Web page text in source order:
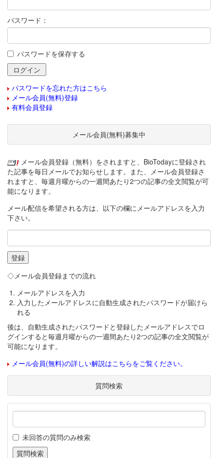
パスワード：
パスワードを保存する
パスワードを忘れた方はこちら
メール会員(無料)登録
有料会員登録
メール会員(無料)募集中
メール会員登録（無料）をされますと、BioTodayに登録され
た記事を毎日メールでお知らせします。また、メール会員登録さ
れますと、毎週月曜からの一週間あたり2つの記事の全文閲覧が可
能になります。
メール配信を希望される方は、以下の欄にメールアドレスを入力
下さい。
◇メール会員登録までの流れ
メールアドレスを入力
入力したメールアドレスに自動生成されたパスワードが届けら
れる
後は、自動生成されたパスワードと登録したメールアドレスでロ
グインすると毎週月曜からの一週間あたり2つの記事の全文閲覧が
可能になります。
メール会員(無料)の詳しい解説はこちらをご覧ください。
質問検索
未回答の質問のみ検索